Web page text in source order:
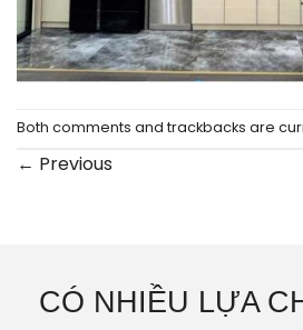
Both comments and trackbacks are
← Previous
CÓ NHIỀU LỰA